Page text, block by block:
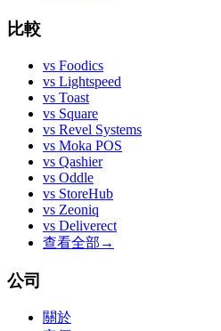
比較
vs Foodics
vs Lightspeed
vs Toast
vs Square
vs Revel Systems
vs Moka POS
vs Qashier
vs Oddle
vs StoreHub
vs Zeoniq
vs Deliverect
查看全部 →
公司
關於